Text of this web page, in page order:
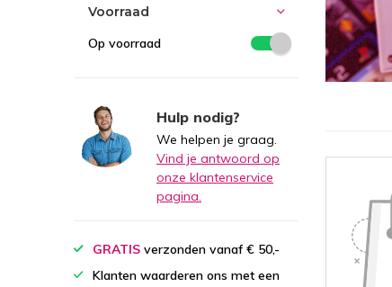
Voorraad
Op voorraad
Hulp nodig?
We helpen je graag.
Vind je antwoord op
onze klantenservice
pagina.
GRATIS verzonden vanaf € 50,-
Klanten waarderen ons met een